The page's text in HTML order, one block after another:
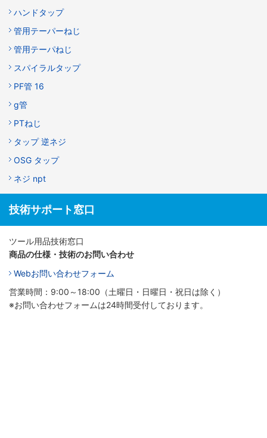
ハンドタップ
管用テーパーねじ
管用テーパねじ
スパイラルタップ
PF管 16
g管
PTねじ
タップ 逆ネジ
OSG タップ
ネジ npt
技術サポート窓口
ツール用品技術窓口
商品の仕様・技術のお問い合わせ
Webお問い合わせフォーム
営業時間：9:00～18:00（土曜日・日曜日・祝日は除く）
※お問い合わせフォームは24時間受付しております。